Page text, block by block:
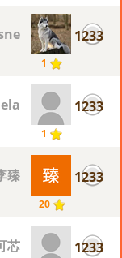
1233
1
1233
1
1233
20
臻
1233
芯